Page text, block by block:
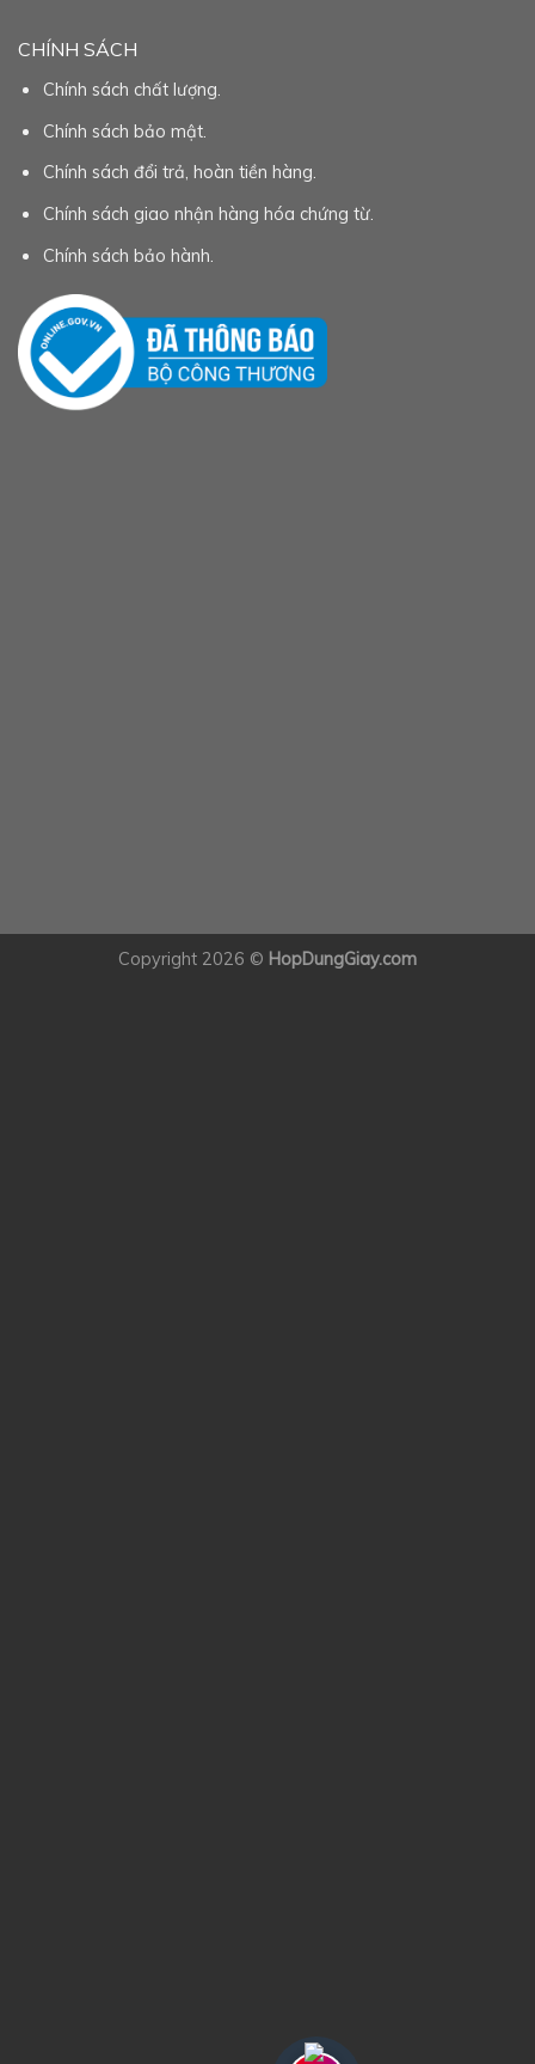
CHÍNH SÁCH
Chính sách chất lượng.
Chính sách bảo mật.
Chính sách đổi trả, hoàn tiền hàng.
Chính sách giao nhận hàng hóa chứng từ.
Chính sách bảo hành.
Copyright 2026 © HopDungGiay.com